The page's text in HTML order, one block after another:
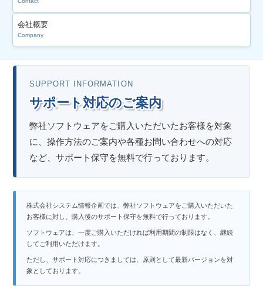
会社概要
Company
SUPPORT INFORMATION
サポート対応のご案内
弊社ソフトウェアをご購入いただいたお客様を対象
に、操作方法のご案内や各種お問い合わせへの対応
など、サポート保守を無料で行っております。
株式会社システム情報企画では、弊社ソフトウェアをご購入いただいた
お客様に対し、購入後のサポート保守を無料で行っております。
ソフトウェアは、一度ご購入いただければ利用期間の制限はなく、継続
してご利用いただけます。
ただし、サポート対応につきましては、原則として最新バージョンを対
象としております。